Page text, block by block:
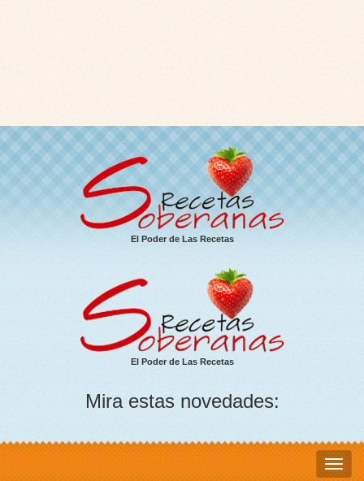
El Poder de Las Recetas
El Poder de Las Recetas
Mira estas novedades: